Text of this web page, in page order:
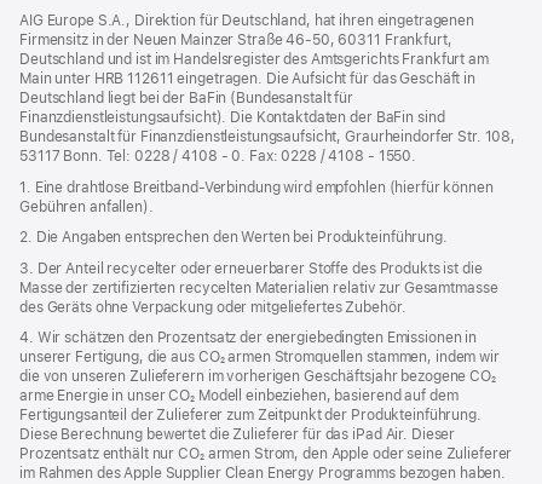
neues
Fenster)
AIG Europe S.A., Direktion für Deutschland, hat ihren eingetragenen
Firmensitz in der Neuen Mainzer Straße 46‑50, 60311 Frankfurt,
Deutschland und ist im Handelsregister des Amtsgerichts Frankfurt am
Main unter HRB 112611 eingetragen. Die Aufsicht für das Geschäft in
Deutschland liegt bei der BaFin (Bundesanstalt für
Finanzdienstleistungsaufsicht). Die Kontaktdaten der BaFin sind
Bundesanstalt für Finanzdienstleistungsaufsicht, Graurheindorfer Str. 108,
53117 Bonn. Tel: 0228 / 4108 - 0. Fax: 0228 / 4108 - 1550.
1. Eine drahtlose Breitband-Verbindung wird empfohlen (hierfür können
Gebühren anfallen).
2. Die Angaben entsprechen den Werten bei Produkteinführung.
3. Der Anteil recycelter oder erneuerbarer Stoffe des Produkts ist die
Masse der zertifizierten recycelten Materialien relativ zur Gesamtmasse
des Geräts ohne Verpackung oder mitgeliefertes Zubehör.
4. Wir schätzen den Prozentsatz der energiebedingten Emissionen in
unserer Fertigung, die aus CO₂ armen Stromquellen stammen, indem wir
die von unseren Zulieferern im vorherigen Geschäftsjahr bezogene CO₂
arme Energie in unser CO₂ Modell einbeziehen, basierend auf dem
Fertigungsanteil der Zulieferer zum Zeitpunkt der Produkt­einführung.
Diese Berechnung bewertet die Zulieferer für das iPad Air. Dieser
Prozentsatz enthält nur CO₂ armen Strom, den Apple oder seine Zulieferer
im Rahmen des Apple Supplier Clean Energy Programms bezogen haben.